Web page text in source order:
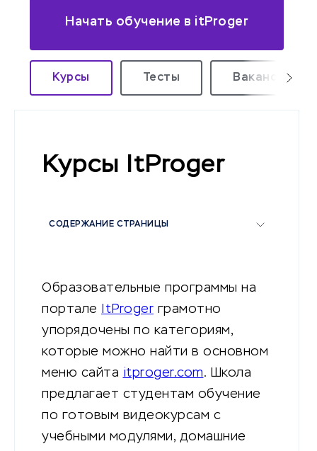
Начать обучение в itProger
Курсы Тесты Вакансии
Курсы ItProger
СОДЕРЖАНИЕ СТРАНИЦЫ
Образовательные программы на
портале
ItProger грамотно
упорядочены по категориям,
которые можно найти в основном
меню сайта itproger.com. Школа
предлагает студентам обучение
по готовым видеокурсам с
учебными модулями, домашние